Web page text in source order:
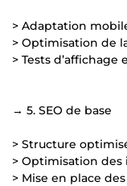
> Adaptation
> Optimisation de
> Tests
→ 5. SEO de base
> Structure
> Optimisation
> Mise en place